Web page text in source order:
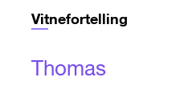
Vitnefortelling
Thomas